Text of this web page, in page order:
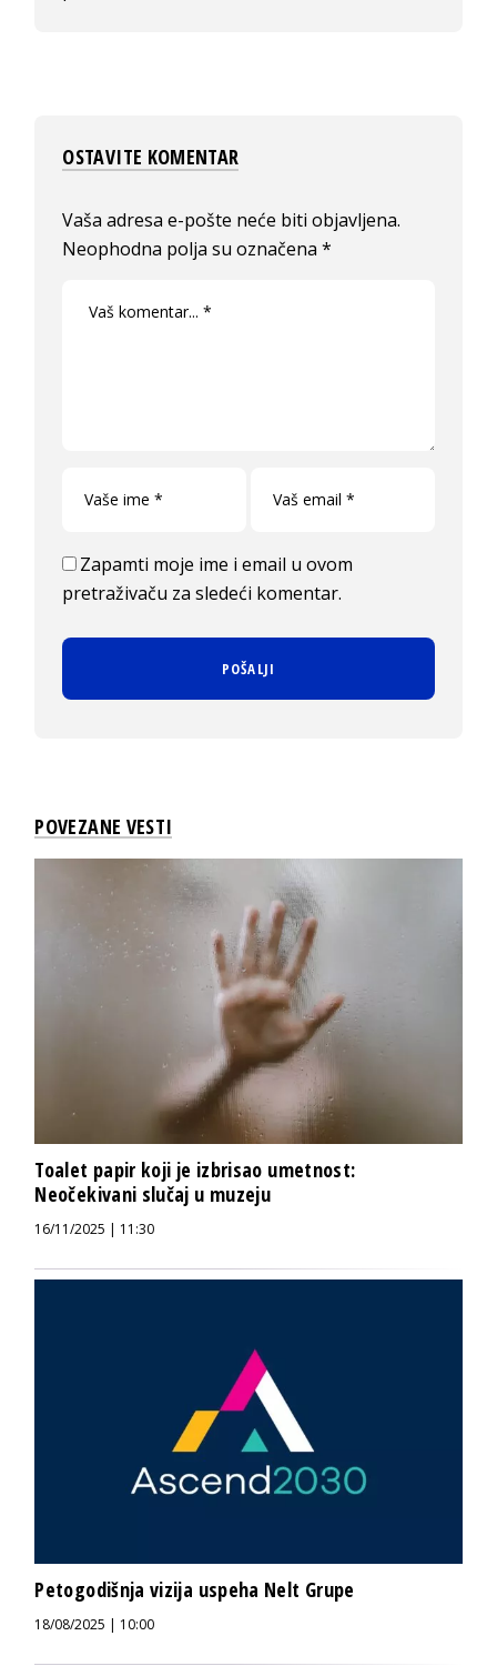
OSTAVITE KOMENTAR
Vaša adresa e-pošte neće biti objavljena.
Neophodna polja su označena*
Zapamti moje ime i email u ovom
pretraživaču za sledeći komentar.
POVEZANE VESTI
Toalet papir koji je izbrisao umetnost:
Neočekivani slučaj u muzeju
16/11/2025 | 11:30
Petogodišnja vizija uspeha Nelt Grupe
18/08/2025 | 10:00